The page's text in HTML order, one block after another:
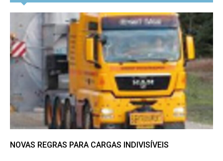
NOVAS REGRAS PARA CARGAS INDIVISÍVEIS